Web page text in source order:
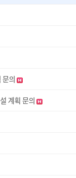
문의
계획 문의